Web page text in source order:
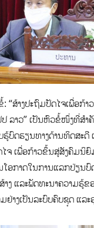
“ສ້າງປະຖົມປັດໄຈເພື່ອກ້
ລາວ” ເປັນຫົວຂໍ້ໜຶ່ງທີ່ສຳ
ບົດຮຽນທາງດ້ານທິດສະດີ
ຈ ເພື່ອກ້າວຂຶ້ນສູ່ສັງຄົມນິ
ນໂອກາດໃນການແລກປ່ຽນ
ງ ແລະພັດທະນາຄວາມຮູ້ຂ
ຢ່າງເປັນລະບົບຄົບຊຸດ ແລ